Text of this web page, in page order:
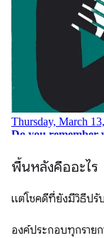
พื้นหลังคืออะไร
แต่โชคดีที่ยังมีวิธีปรั
องค์ประกอบทุกราย